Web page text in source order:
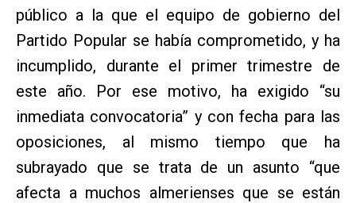
público a la que el equipo de gobierno del
Partido Popular se había comprometido, y ha
incumplido, durante el primer trimestre de
este año. Por ese motivo, ha exigido “su
inmediata convocatoria” y con fecha para las
oposiciones, al mismo tiempo que ha
subrayado que se trata de un asunto “que
afecta a muchos almerienses que se están